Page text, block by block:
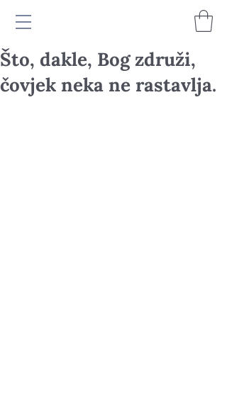
Što, dakle, Bog združi,
čovjek neka ne rastavlja.